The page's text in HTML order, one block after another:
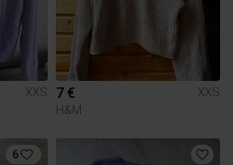
XXS 7 €
XXS
H&M
6